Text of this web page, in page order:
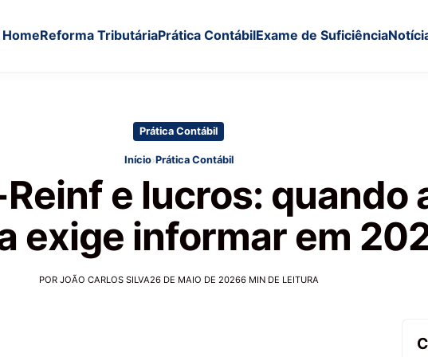
HomeReforma TributáriaPrática ContábilExame de Suficiência
Prática Contábil
Início›Prática Contábil
Reinf e lucros: quando
exige informar em
POR JOÃO CARLOS SILVA26 DE MAIO DE 20266 MIN DE LEITURA